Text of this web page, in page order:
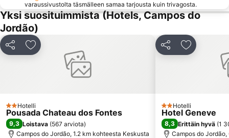
varaussivustolta täsmälleen samaa tarjousta kuin trivagosta.
Yksi suosituimmista (Hotels, Campos do
Jordão)
Jaa Lisää suosikkeihin
2 Tähtiluokitus
Hotelli
Pousada Chateau dos Fontes
9,3 Loistava (567 arviota)
Campos do Jordão, 1.2 km kohteesta Keskusta
Jaa Lisää
2 Tähtiluokitus
Hotelli
Hotel Geneve
8,3 Erittäin hyvä (1
Campos do